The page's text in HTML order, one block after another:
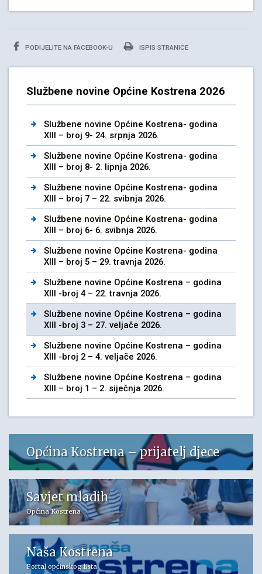
PODIJELITE NA FACEBOOK-U ISPIS STRANICE
Službene novine Općine Kostrena 2026
Službene novine Općine Kostrena- godina
XIII – broj 9- 24. srpnja 2026.
Službene novine Općine Kostrena- godina
XIII – broj 8- 2. lipnja 2026.
Službene novine Općine Kostrena- godina
XIII – broj 7 – 22. svibnja 2026.
Službene novine Općine Kostrena- godina
XIII – broj 6- 6. svibnja 2026.
Službene novine Općine Kostrena- godina
XIII – broj 5 – 29. travnja 2026.
Službene novine Općine Kostrena – godina
XIII -broj 4 – 22. travnja 2026.
Službene novine Općine Kostrena – godina
XIII -broj 3 – 27. veljače 2026.
Službene novine Općine Kostrena – godina
XIII -broj 2 – 4. veljače 2026.
Službene novine Općine Kostrena – godina
XIII – broj 1 – 2. siječnja 2026.
Općina Kostrena – prijatelj djece
Savjet mladih
Općina Kostrena
Naša Kostrena
Portal općinskog lista